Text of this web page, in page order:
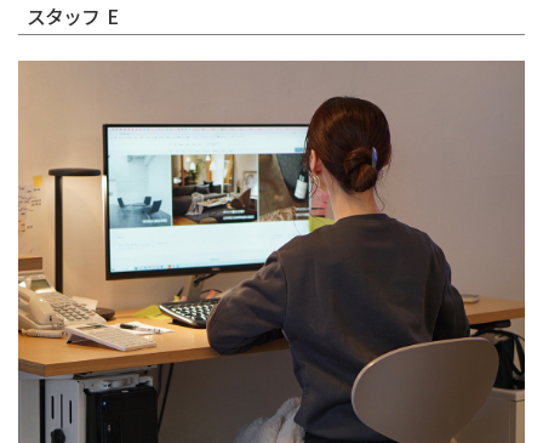
スタッフ E